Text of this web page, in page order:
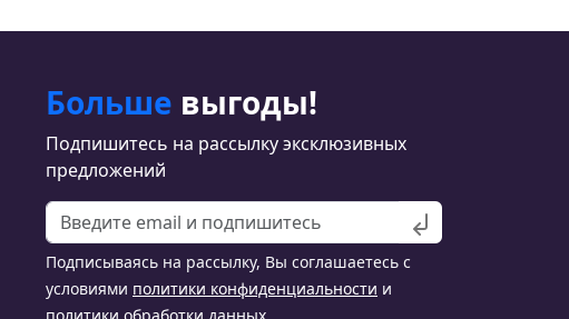
Больше выгоды!
Подпишитесь на рассылку эксклюзивных
предложений
Подписываясь на рассылку, Вы соглашаетесь с
условиями политики конфиденциальности и